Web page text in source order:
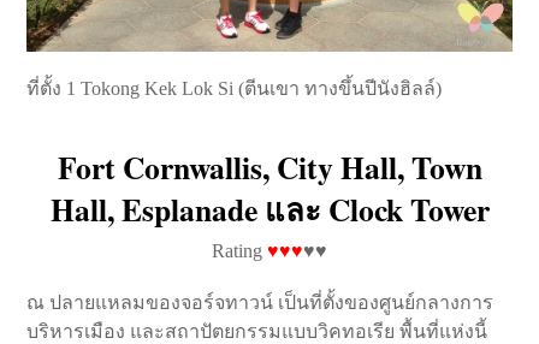
ที่ตั้ง 1 Tokong Kek Lok Si (ตีนเขา ทางขึ้นปีนังฮิลล์)
Fort Cornwallis, City Hall, Town
Hall, Esplanade และ Clock Tower
Rating ♥♥♥♥♥
ณ ปลายแหลมของจอร์จทาวน์ เป็นที่ตั้งของศูนย์กลางการ
บริหารเมือง และสถาปัตยกรรมแบบวิคทอเรีย พื้นที่แห่งนี้